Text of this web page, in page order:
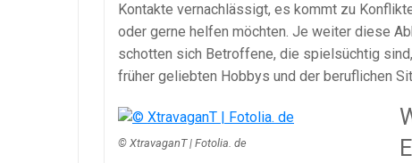
Kontakte vernachlässigt, es kommt zu
oder gerne helfen möchten. Je weiter diese
schotten sich Betroffene, die spielsüchtig
früher geliebten Hobbys und der beruflichen
© XtravaganT | Fotolia. de